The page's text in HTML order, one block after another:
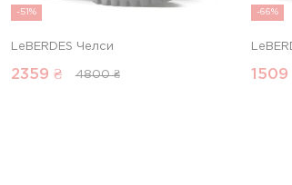
-51%
LeBERDES Челси
2359 ₴ 4800 ₴
-66%
1509